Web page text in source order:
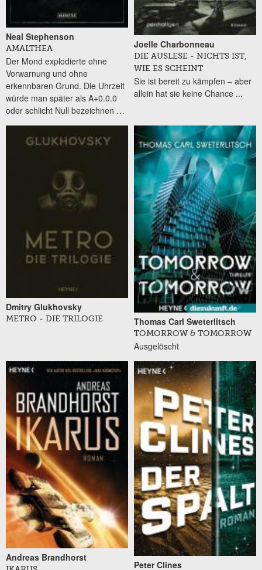
Neal Stephenson
AMALTHEA
Der Mond explodierte ohne
Vorwarnung und ohne
erkennbaren Grund. Die Uhrzeit
würde man später als A+0.0.0
oder schlicht Null bezeichnen …
Joelle Charbonneau
DIE AUSLESE - NICHTS IST,
WIE ES SCHEINT
Sie ist bereit zu kämpfen – aber
allein hat sie keine Chance ...
Dmitry Glukhovsky
METRO - DIE TRILOGIE Thomas Carl Sweterlitsch
TOMORROW & TOMORROW
Ausgelöscht
Andreas Brandhorst
Peter Clines